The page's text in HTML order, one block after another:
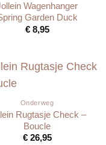
Wagenhanger
Garden Duck
€8,95
Onderweg
Rugtasje Check –
Boucle
€26,95